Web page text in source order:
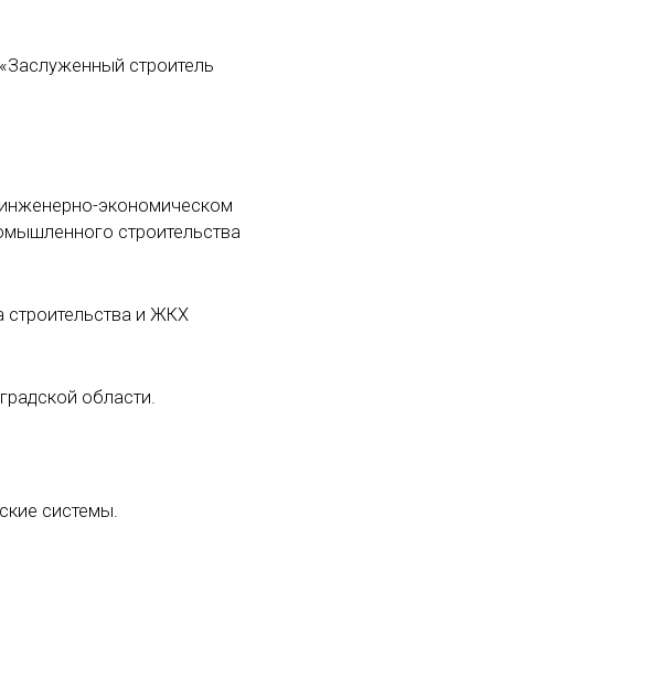
строитель
экономическом
строительства
строительства и ЖКХ
области.
системы.